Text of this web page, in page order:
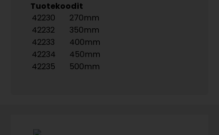
Tuotekoodit
42230
270mm
42232
350mm
42233
400mm
42234
450mm
42235
500mm